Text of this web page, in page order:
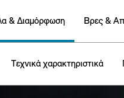
& Διαμόρφωση Βρες &
Τεχνικά χαρακτηριστικά